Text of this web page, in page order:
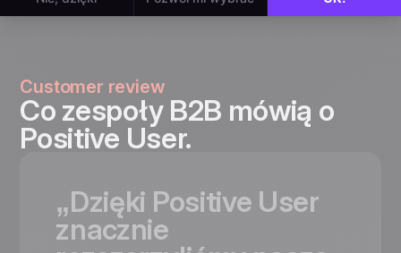
Customer review
Co zespoły B2B mówią o
Positive User.
„Dzięki Positive User
znacznie